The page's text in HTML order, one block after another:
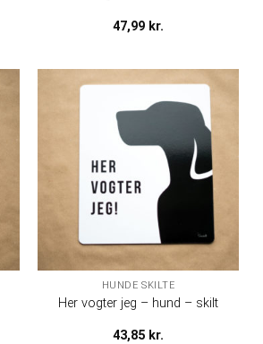
47,99 kr.
HUNDE SKILTE
Her vogter jeg – hund – skilt
43,85 kr.